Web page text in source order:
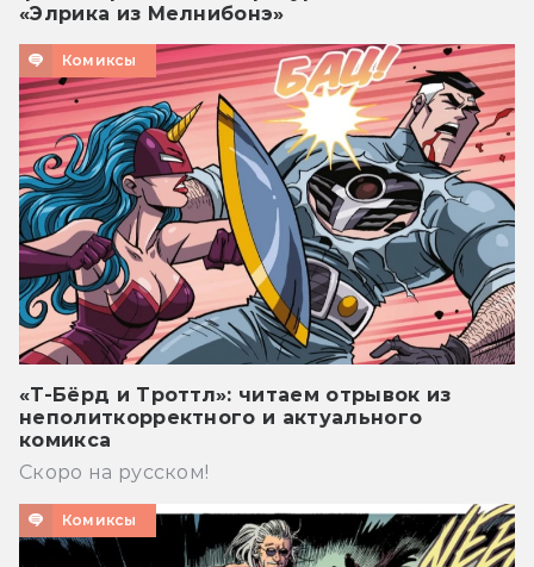
«Элрика из Мелнибонэ»
Комиксы
«Т-Бёрд и Троттл»: читаем отрывок из
неполиткорректного и актуального
комикса
Скоро на русском!
Комиксы